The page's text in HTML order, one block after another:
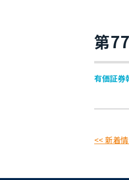
第
有価証券
<< 新着